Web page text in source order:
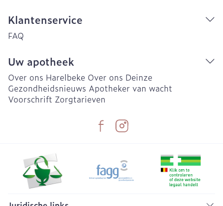
Klantenservice
FAQ
Uw apotheek
Over ons Harelbeke Over ons Deinze
Gezondheidsnieuws Apotheker van wacht
Voorschrift Zorgtarieven